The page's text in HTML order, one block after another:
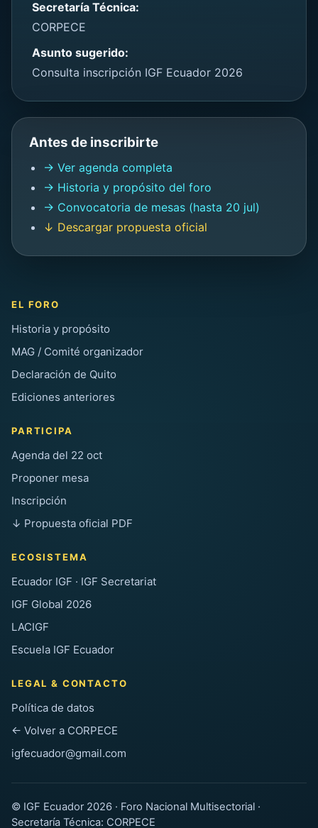
Secretaría Técnica:
CORPECE
Asunto sugerido:
Consulta inscripción IGF Ecuador 2026
Antes de inscribirte
→ Ver agenda completa
→ Historia y propósito del foro
→ Convocatoria de mesas (hasta 20 jul)
↓ Descargar propuesta oficial
EL FORO
Historia y propósito
MAG / Comité organizador
Declaración de Quito
Ediciones anteriores
PARTICIPA
Agenda del 22 oct
Proponer mesa
Inscripción
↓ Propuesta oficial PDF
ECOSISTEMA
Ecuador IGF · IGF Secretariat
IGF Global 2026
LACIGF
Escuela IGF Ecuador
LEGAL & CONTACTO
Política de datos
← Volver a CORPECE
igfecuador@gmail.com
© IGF Ecuador 2026 · Foro Nacional Multisectorial ·
Secretaría Técnica: CORPECE